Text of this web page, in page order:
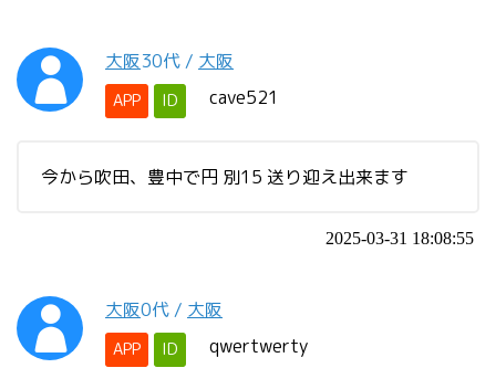
大阪30代 / 大阪
APP ID cave521
今から吹田、豊中で円 別15 送り迎え出来ます
2025-03-31 18:08:55
大阪0代 / 大阪
APP ID qwertwerty